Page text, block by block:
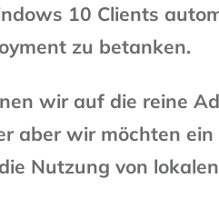
10 Clients
zu betanken.
wir auf die reine
aber wir möchten
Nutzung von